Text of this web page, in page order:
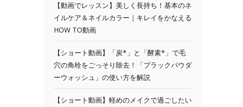
【動画でレッスン】美しく長持ち！基本のネ
イルケア＆ネイルカラー｜キレイをかなえる
HOW TO動画
【ショート動画】「炭*」と「酵素*」で毛
穴の角栓をごっそり除去！「ブラックパウダ
ーウォッシュ」の使い方を解説
【ショート動画】軽めのメイクで過ごしたい